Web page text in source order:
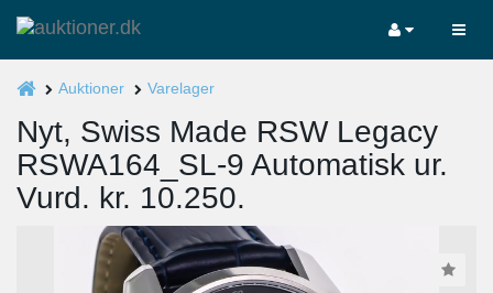
Auktioner Varelager
Nyt, Swiss Made RSW Legacy
RSWA164_SL-9 Automatisk ur.
Vurd. kr. 10.250.